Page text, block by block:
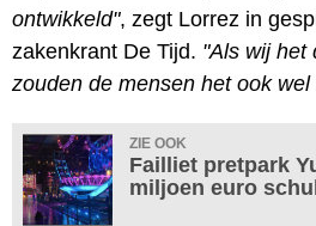
ontwikkeld", zegt Lorrez in
zakenkrant De Tijd. "Als wij het
zouden de mensen het ook
ZIE OOK
Failliet pretpark
miljoen euro